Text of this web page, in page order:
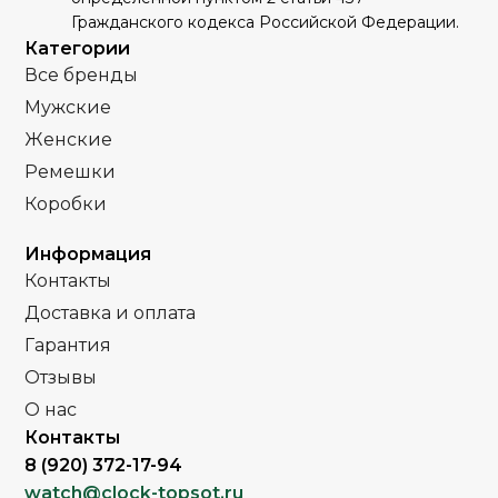
ЦИФЕРБЛАТ
МЕХАНИЗМ Механика
ПОКРЫТИЕ
ПОЛ Часы женские
ЦВЕТ БРАСЛЕТА
Комбинированный
МЕХАНИЗМ Механика
Гражданского кодекса Российской Федерации.
Категории
Все бренды
Мужские
Женские
Ремешки
Коробки
Информация
Контакты
Доставка и оплата
Гарантия
Отзывы
О нас
Контакты
8 (920) 372-17-94
watch@clock-topsot.ru